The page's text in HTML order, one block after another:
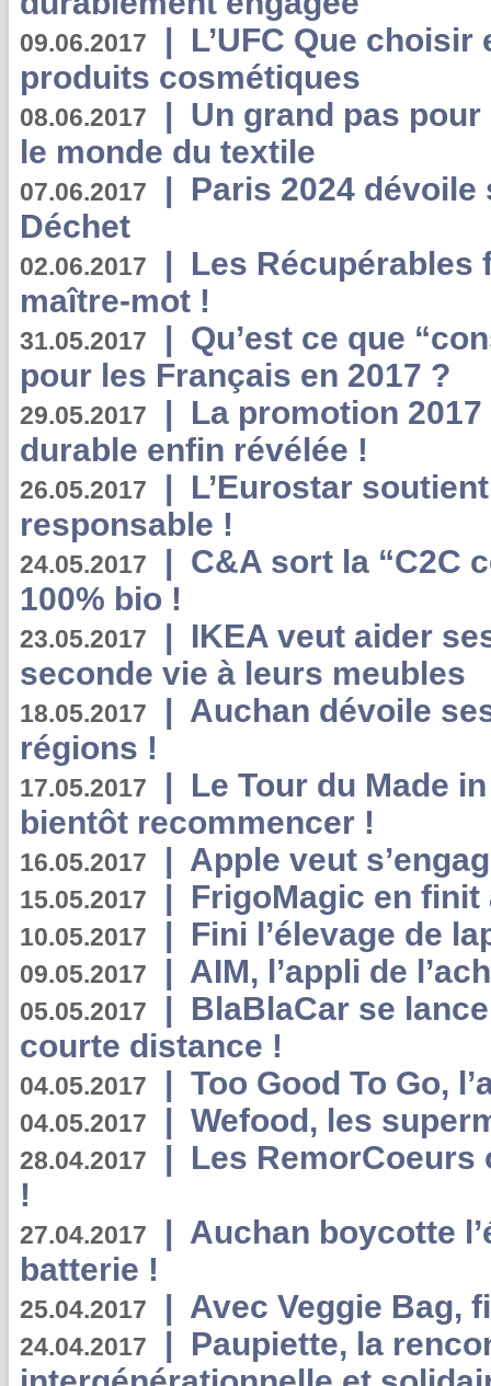
09.06.2017 | L’UFC Que
produits cosmétiques
08.06.2017 | Un grand pas
le monde du textile
07.06.2017 | Paris 2024
Déchet
02.06.2017 | Les Récupérables
maître-mot !
31.05.2017 | Qu’est ce que
pour les Français en 2017 ?
29.05.2017 | La promotion
durable enfin révélée !
26.05.2017 | L’Eurostar
responsable !
24.05.2017 | C&A sort la “C2C
100% bio !
23.05.2017 | IKEA veut aider
seconde vie à leurs meubles
18.05.2017 | Auchan dévoile
régions !
17.05.2017 | Le Tour du Made
bientôt recommencer !
16.05.2017 | Apple veut
15.05.2017 | FrigoMagic en
10.05.2017 | Fini l’élevage de
09.05.2017 | AIM, l’appli de
05.05.2017 | BlaBlaCar se
courte distance !
04.05.2017 | Too Good To Go,
04.05.2017 | Wefood, les
28.04.2017 | Les RemorCoeurs
!
27.04.2017 | Auchan boycotte
batterie !
25.04.2017 | Avec Veggie Bag,
24.04.2017 | Paupiette, la